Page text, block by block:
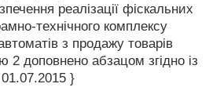
реалізації фіскальних
технічного комплексу
з продажу товарів
доповнено абзацом згідно із
}